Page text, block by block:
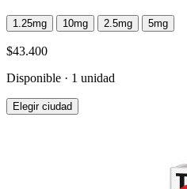
1.25mg 10mg 2.5mg 5mg
$43.400
Disponible · 1 unidad
Elegir ciudad